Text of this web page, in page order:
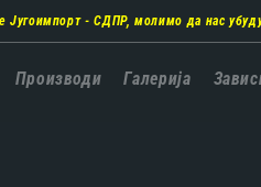
Југоимпорт - СДПР, молимо да нас
Производи Галерија